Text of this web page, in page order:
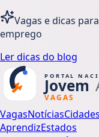
Vagas e dicas
emprego
Ler dicas do blog
VagasNotíciasCidades
AprendizEstados